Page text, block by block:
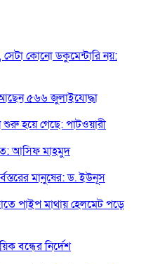
কোনো ডকুমেন্টারি নয়:
আছেন ৫৬৬ জুলাইযোদ্ধা
হয়ে গেছে: পাটওয়ারী
আসিফ মাহমুদ
মানুষের: ড. ইউনূস
পাইপ মাথায় হেলমেট পড়ে
বন্ধের নির্দেশ